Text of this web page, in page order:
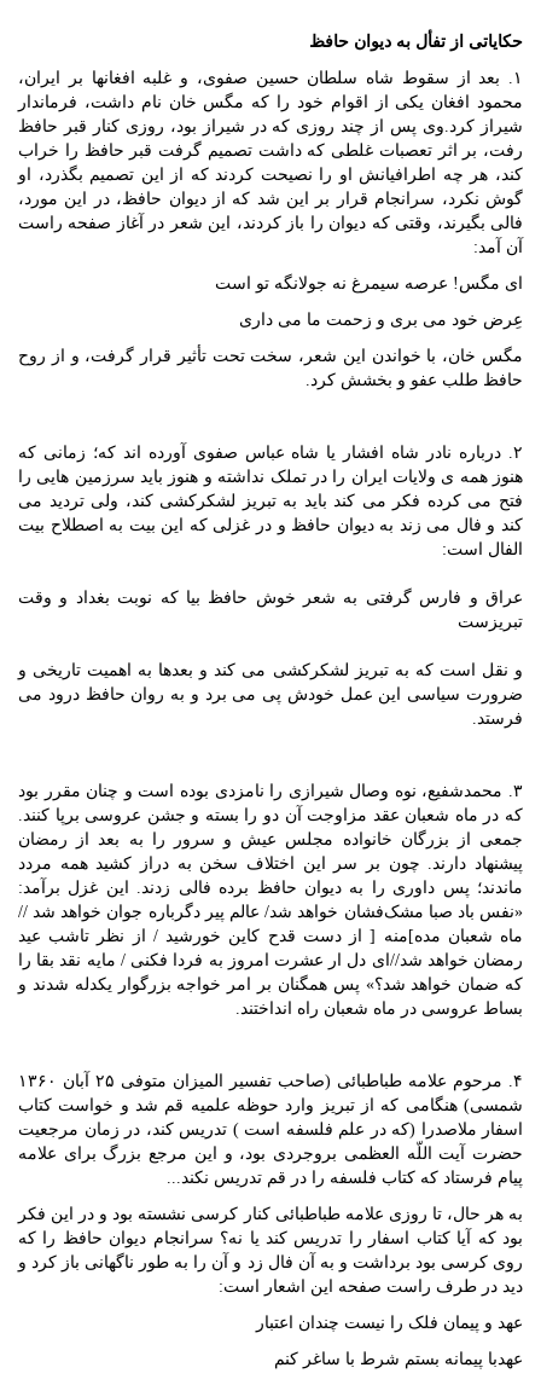
حکایاتی از تفأل به دیوان حافظ
۱. بعد از سقوط شاه سلطان حسین صفوی، و غلبه افغانها بر ایران،
محمود افغان یکی از اقوام خود را که مگس خان نام داشت، فرماندار
شیراز کرد.وی پس از چند روزی که در شیراز بود، روزی کنار قبر حافظ
رفت، بر اثر تعصبات غلطی که داشت تصمیم گرفت قبر حافظ را خراب
کند، هر چه اطرافیانش او را نصیحت کردند که از این تصمیم بگذرد، او
گوش نکرد، سرانجام قرار بر این شد که از دیوان حافظ، در این مورد،
فالی بگیرند، وقتی که دیوان را باز کردند، این شعر در آغاز صفحه راست
آن آمد:
ای مگس! عرصه سیمرغ نه جولانگه تو است
عِرض خود می بری و زحمت ما می داری
مگس خان، با خواندن این شعر، سخت تحت تأثیر قرار گرفت، و از روح
حافظ طلب عفو و بخشش کرد.
۲. درباره نادر شاه افشار یا شاه عباس صفوی آورده اند که؛ زمانی که
هنوز همه ی ولایات ایران را در تملک نداشته و هنوز باید سرزمین هایی را
فتح می کرده فکر می کند باید به تبریز لشکرکشی کند، ولی تردید می
کند و فال می زند به دیوان حافظ و در غزلی که این بیت به اصطلاح بیت
الفال است:
عراق و فارس گرفتی به شعر خوش حافظ بیا که نوبت بغداد و وقت
تبریزست
و نقل است که به تبریز لشکرکشی می کند و بعدها به اهمیت تاریخی و
ضرورت سیاسی این عمل خودش پی می برد و به روان حافظ درود می
فرستد.
۳. محمدشفیع، نوه وصال شیرازی را نامزدی بوده است و چنان مقرر بود
که در ماه شعبان عقد مزاوجت آن دو را بسته و جشن عروسی برپا کنند.
جمعی از بزرگان خانواده مجلس عیش و سرور را به بعد از رمضان
پیشنهاد دارند. چون بر سر این اختلاف سخن به دراز کشید همه مردد
ماندند؛ پس داوری را به دیوان حافظ برده فالی زدند. این غزل برآمد:
«نفس باد صبا مشک‌فشان خواهد شد/ عالم پیر دگرباره جوان خواهد شد //
ماه شعبان مده]منه [ از دست قدح کاین خورشید / از نظر تاشب عید
رمضان خواهد شد//ای دل ار عشرت امروز به فردا فکنی / مایه نقد بقا را
که ضمان خواهد شد؟» پس همگنان بر امر خواجه بزرگوار یکدله شدند و
بساط عروسی در ماه شعبان راه انداختند.
۴. مرحوم علامه طباطبائی (صاحب تفسیر المیزان متوفی ۲۵ آبان ۱۳۶۰
شمسی) هنگامی که از تبریز وارد حوظه علمیه قم شد و خواست کتاب
اسفار ملاصدرا (که در علم فلسفه است ) تدریس کند، در زمان مرجعیت
حضرت آیت اللّه العظمی بروجردی بود، و این مرجع بزرگ برای علامه
پیام فرستاد که کتاب فلسفه را در قم تدریس نکند...
به هر حال، تا روزی علامه طباطبائی کنار کرسی نشسته بود و در این فکر
بود که آیا کتاب اسفار را تدریس کند یا نه؟ سرانجام دیوان حافظ را که
روی کرسی بود برداشت و به آن فال زد و آن را به طور ناگهانی باز کرد و
دید در طرف راست صفحه این اشعار است:
عهد و پیمان فلک را نیست چندان اعتبار
عهدبا پیمانه بستم شرط با ساغر کنم